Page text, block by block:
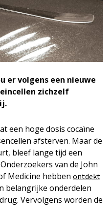
er volgens een nieuwe
zichzelf
een hoge dosis cocaïne
afsterven. Maar de
bleef lange tijd een
van de John
Medicine hebben ontdekt
belangrijke onderdelen
Vervolgens worden de